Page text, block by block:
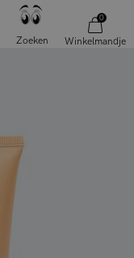
Zoeken
0
Winkelmandje